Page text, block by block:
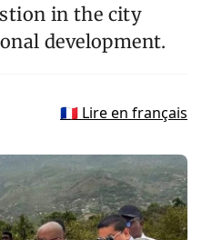
in the city
development.
🇫🇷 Lire en français